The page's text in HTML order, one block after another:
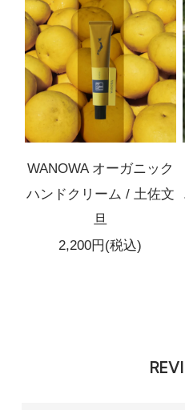
WANOWA オーガニック
ハンドクリーム / 土佐文
旦
2,200円(税込)